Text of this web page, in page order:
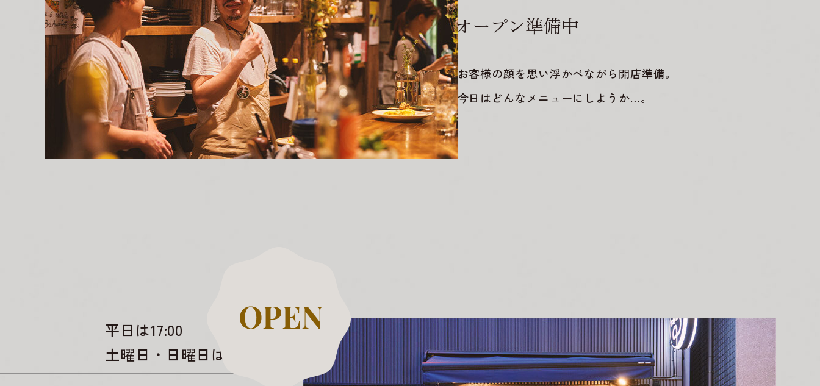
オープン準備中
お客様の顔を思い浮かべながら開店準備。
今日はどんなメニューにしようか…。
平日は17:00
土曜日・日曜日は16:00